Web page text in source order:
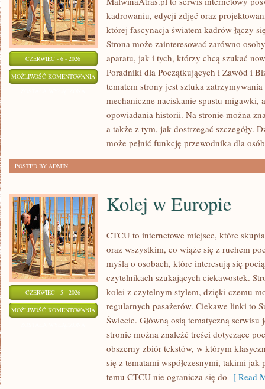
CZERWIEC - 6 - 2026
MOŻLIWOŚĆ KOMENTOWANIA EDYCJA
POSTPRODUKCJA
kadrowaniu, edycji zdjęć oraz
której fascynacja światem kadrów łączy
Strona może zainteresować zarówno
aparatu, jak i tych, którzy chcą szukać
Poradniki dla Początkujących i Zawód i
tematem strony jest sztuka
mechaniczne naciskanie spustu migawki,
opowiadania historii. Na stronie można
a także z tym, jak dostrzegać szczegóły.
może pełnić funkcję przewodnika dla
POSTED BY ADMIN
CZERWIEC - 5 - 2026
MOŻLIWOŚĆ KOMENTOWANIA KOLEJ
EUROPIE
Kolej w Europie
CTCU to internetowe miejsce, które
oraz wszystkim, co wiąże się z ruchem
myślą o osobach, które interesują się
czytelnikach szukających ciekawostek.
kolei z czytelnym stylem, dzięki czemu
regularnych pasażerów. Ciekawe linki to
Świecie. Główną osią tematyczną
stronie można znaleźć treści dotyczące
obszerny zbiór tekstów, w którym
się z tematami współczesnymi, takimi
temu CTCU nie ogranicza się do [ Read